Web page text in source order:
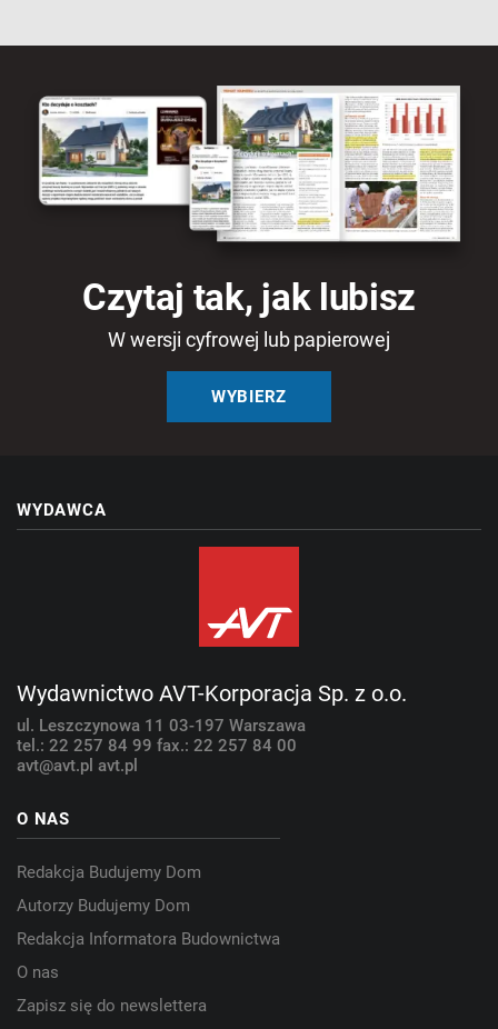
Czytaj tak, jak lubisz
W wersji cyfrowej lub papierowej
WYBIERZ
WYDAWCA
Wydawnictwo AVT-Korporacja Sp. z o.o.
ul. Leszczynowa 11 03-197 Warszawa
tel.: 22 257 84 99 fax.: 22 257 84 00
avt@avt.pl avt.pl
O NAS
Redakcja Budujemy Dom
Autorzy Budujemy Dom
Redakcja Informatora Budownictwa
O nas
Zapisz się do newslettera